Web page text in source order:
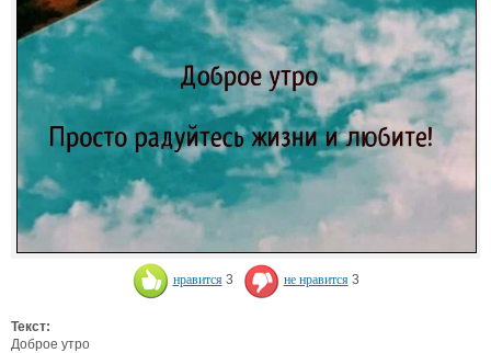
нравится 3 не нравится 3
Текст:
Доброе утро